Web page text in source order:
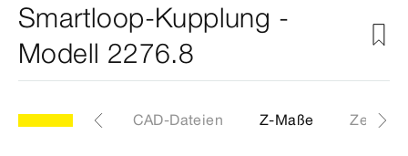
Smartloop-Kupplung -
Modell 2276.8
Etiketten CAD-Dateien Z-Maße